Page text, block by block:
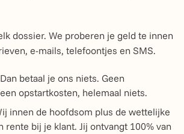
dossier. We proberen je geld te innen
e-mails, telefoontjes en SMS.
Dan betaal je ons niets. Geen
opstartkosten, helemaal niets.
innen de hoofdsom plus de wettelijke
rente bij je klant. Jij ontvangt 100% van